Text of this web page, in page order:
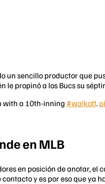
un sencillo productor que
le propinó a los Bucs su
with a 10th-inning #walkoff.
en MLB
en posición de anotar, el
y es por eso que ya